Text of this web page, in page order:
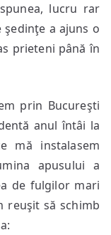
lucru rar
şedinţe a ajuns o
prieteni până în
prin Bucureşti
anul întâi la
mă instalasem
apusului a
de fulgilor mari
reuşit să schimb